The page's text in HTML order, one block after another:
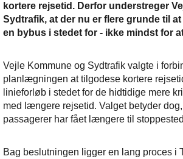
kortere rejsetid. Derfor understreger
Sydtrafik, at der nu er flere grunde til
en bybus i stedet for - ikke mindst for
Vejle Kommune og Sydtrafik valgte i
planlægningen at tilgodese kortere
linieforløb i stedet for de hidtidige mere
med længere rejsetid. Valget betyder
passagerer har fået længere til
Bag beslutningen ligger en lang proces i